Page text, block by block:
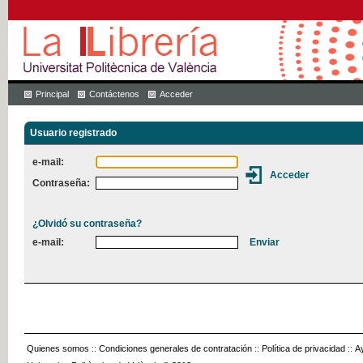
Principal Contáctenos Acceder
Usuario registrado
e-mail:
Contraseña:
¿Olvidó su contraseña?
e-mail:
Quienes somos :: Condiciones generales de contratación :: Política de privacidad ::